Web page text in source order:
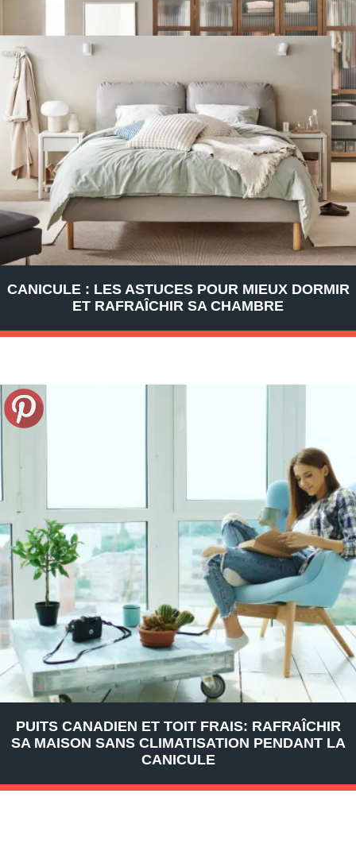
CANICULE : LES ASTUCES POUR MIEUX DORMIR
ET RAFRAÎCHIR SA CHAMBRE
PUITS CANADIEN ET TOIT FRAIS: RAFRAÎCHIR
SA MAISON SANS CLIMATISATION PENDANT LA
CANICULE